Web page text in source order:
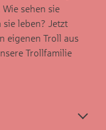
sehen sie
leben? Jetzt
eigenen Troll aus
Trollfamilie